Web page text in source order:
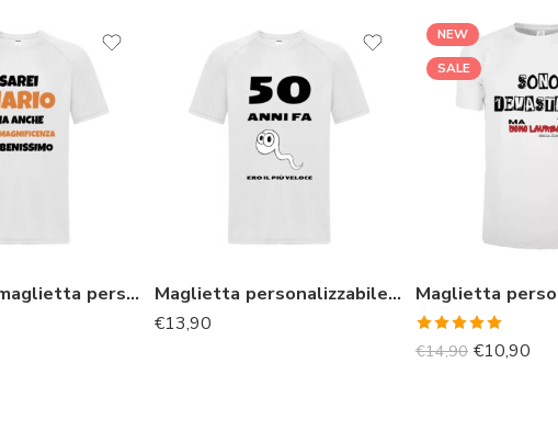
Divertente maglietta personalizzabile con il tuo nome “Sua magnificenza va benissimo” Maglietta personalizzabile uomo divertente “Anni fa ero il più veloce”
€13,90
NEW
SALE
Valutato
5.00su 5
€14,90 €10,90